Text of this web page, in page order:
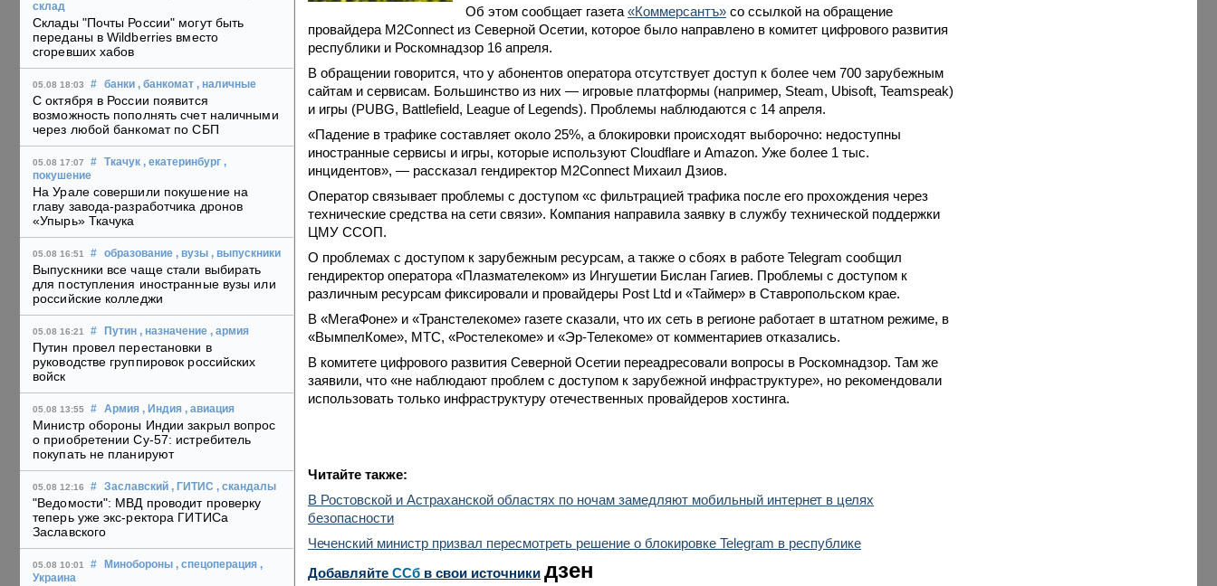
склад
Склады "Почты России" могут быть
переданы в Wildberries вместо
сгоревших хабов
05.08 18:03 # банки , банкомат , наличные
С октября в России появится
возможность пополнять счет наличными
через любой банкомат по СБП
05.08 17:07 # Ткачук , екатеринбург ,
покушение
На Урале совершили покушение на
главу завода-разработчика дронов
«Упырь» Ткачука
05.08 16:51 # образование , вузы , выпускники
Выпускники все чаще стали выбирать
для поступления иностранные вузы или
российские колледжи
05.08 16:21 # Путин , назначение , армия
Путин провел перестановки в
руководстве группировок российских
войск
05.08 13:55 # Армия , Индия , авиация
Министр обороны Индии закрыл вопрос
о приобретении Су-57: истребитель
покупать не планируют
05.08 12:16 # Заславский , ГИТИС , скандалы
"Ведомости": МВД проводит проверку
теперь уже экс-ректора ГИТИСа
Заславского
05.08 10:01 # Минобороны , спецоперация ,
Украина
Об этом сообщает газета «Коммерсантъ» со ссылкой на обращение
провайдера M2Connect из Северной Осетии, которое было направлено в комитет цифрового развития
республики и Роскомнадзор 16 апреля.
В обращении говорится, что у абонентов оператора отсутствует доступ к более чем 700 зарубежным
сайтам и сервисам. Большинство из них — игровые платформы (например, Steam, Ubisoft, Teamspeak)
и игры (PUBG, Battlefield, League of Legends). Проблемы наблюдаются с 14 апреля.
«Падение в трафике составляет около 25%, а блокировки происходят выборочно: недоступны
иностранные сервисы и игры, которые используют Cloudflare и Amazon. Уже более 1 тыс.
инцидентов», — рассказал гендиректор M2Connect Михаил Дзиов.
Оператор связывает проблемы с доступом «с фильтрацией трафика после его прохождения через
технические средства на сети связи». Компания направила заявку в службу технической поддержки
ЦМУ ССОП.
О проблемах с доступом к зарубежным ресурсам, а также о сбоях в работе Telegram сообщил
гендиректор оператора «Плазмателеком» из Ингушетии Бислан Гагиев. Проблемы с доступом к
различным ресурсам фиксировали и провайдеры Post Ltd и «Таймер» в Ставропольском крае.
В «МегаФоне» и «Транстелекоме» газете сказали, что их сеть в регионе работает в штатном режиме, в
«ВымпелКоме», МТС, «Ростелекоме» и «Эр-Телекоме» от комментариев отказались.
В комитете цифрового развития Северной Осетии переадресовали вопросы в Роскомнадзор. Там же
заявили, что «не наблюдают проблем с доступом к зарубежной инфраструктуре», но рекомендовали
использовать только инфраструктуру отечественных провайдеров хостинга.
Читайте также:
В Ростовской и Астраханской областях по ночам замедляют мобильный интернет в целях
безопасности
Чеченский министр призвал пересмотреть решение о блокировке Telegram в республике
Добавляйте CСб в свои источники дзен